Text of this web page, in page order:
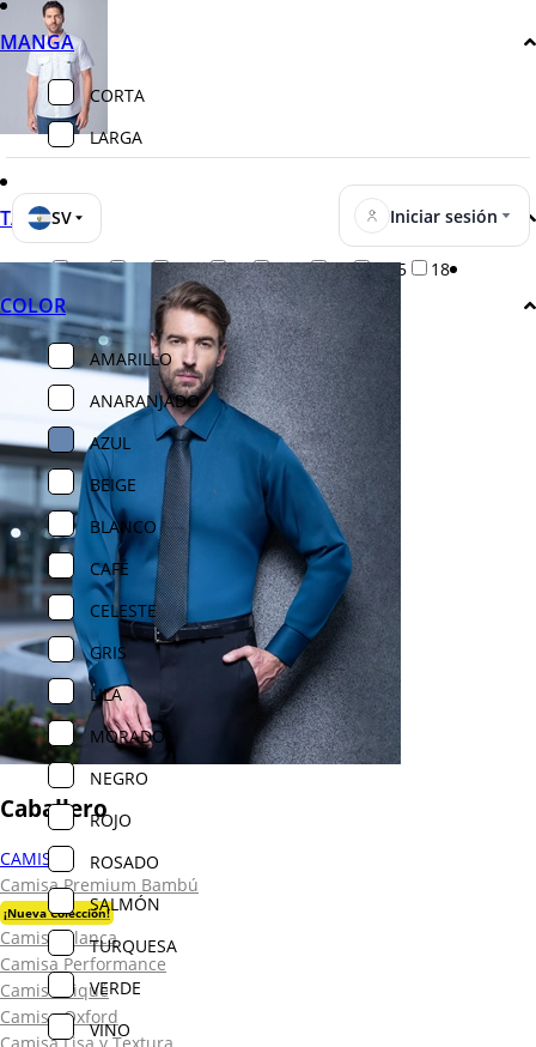
SV Iniciar sesión
Caballero
CAMISAS
Camisa Premium Bambú
¡Nueva Colección!
Camisa Blanca
Camisa Performance
Camisa Piqué
Camisa Oxford
MANGA
CORTA
LARGA
TALLA
14.5 15 15.5 16 16.5 17 17.5 18
COLOR
AMARILLO
ANARANJADO
AZUL
BEIGE
BLANCO
CAFÉ
CELESTE
GRIS
LILA
MORADO
NEGRO
ROJO
ROSADO
SALMÓN
TURQUESA
VERDE
VINO